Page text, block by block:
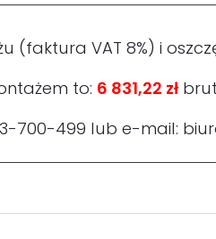
(faktura VAT 8%) i
to: 6 831,22 zł
700-499 lub e-mail: